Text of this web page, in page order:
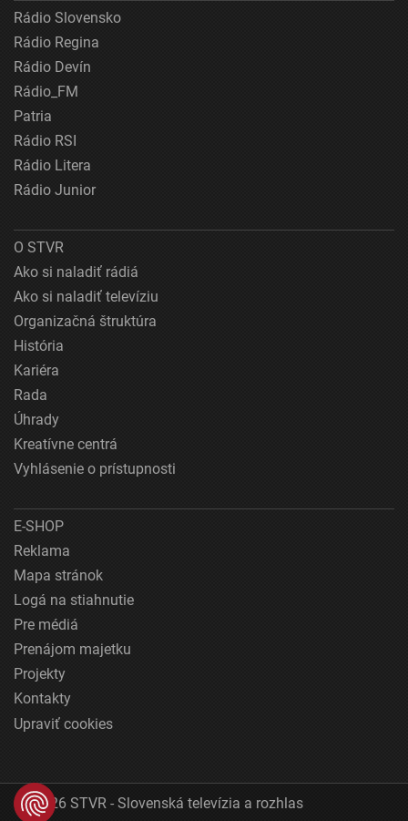
Rádio Slovensko
Rádio Regina
Rádio Devín
Rádio_FM
Patria
Rádio RSI
Rádio Litera
Rádio Junior
O STVR
Ako si naladiť rádiá
Ako si naladiť televíziu
Organizačná štruktúra
História
Kariéra
Rada
Úhrady
Kreatívne centrá
Vyhlásenie o prístupnosti
E-SHOP
Reklama
Mapa stránok
Logá na stiahnutie
Pre médiá
Prenájom majetku
Projekty
Kontakty
Upraviť cookies
© 2026 STVR - Slovenská televízia a rozhlas